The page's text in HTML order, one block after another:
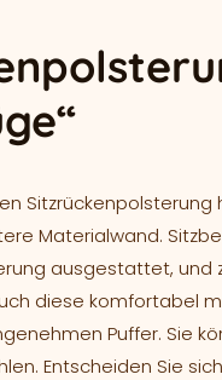
Materialwand.
ausgestattet, und
diese komfortabel
Puffer. Sie
Entscheiden Sie